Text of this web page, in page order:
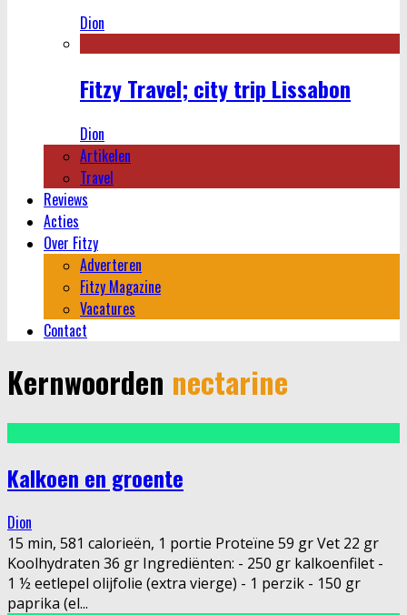
Dion
Fitzy Travel; city trip Lissabon
Dion
Artikelen
Travel
Reviews
Acties
Over Fitzy
Adverteren
Fitzy Magazine
Vacatures
Contact
Kernwoorden nectarine
Kalkoen en groente
Dion
15 min, 581 calorieën, 1 portie Proteïne 59 gr Vet 22 gr
Koolhydraten 36 gr Ingrediënten: - 250 gr kalkoenfilet -
1 ½ eetlepel olijfolie (extra vierge) - 1 perzik - 150 gr
paprika (el...